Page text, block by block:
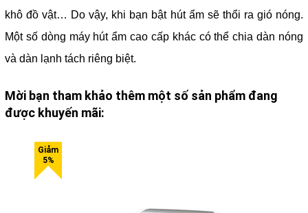
khô đồ vật… Do vậy, khi bạn bật hút ẩm sẽ thổi ra gió nóng.
Một số dòng máy hút ẩm cao cấp khác có thể chia dàn nóng
và dàn lạnh tách riêng biệt.
Mời bạn tham khảo thêm một số sản phẩm đang
được khuyến mãi: